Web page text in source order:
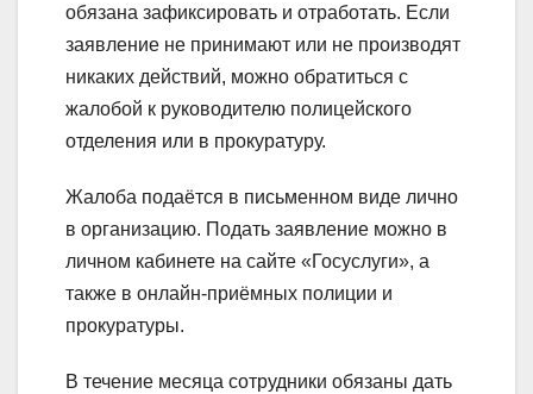
обязана зафиксировать и отработать. Если
заявление не принимают или не производят
никаких действий, можно обратиться с
жалобой к руководителю полицейского
отделения или в прокуратуру.
Жалоба подаётся в письменном виде лично
в организацию. Подать заявление можно в
личном кабинете на сайте «Госуслуги», а
также в онлайн-приёмных полиции и
прокуратуры.
В течение месяца сотрудники обязаны дать